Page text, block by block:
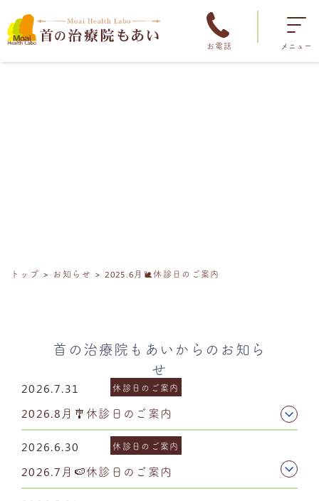
お電話 メニュー
トップ お知らせ 2025.6月🐌休診日のご案内
首の治療院もあいからのお知ら
せ
2026.7.31 休診日のご案内
2026.8月🎐休診日のご案内
2026.6.30 休診日のご案内
2026.7月🍉休診日のご案内